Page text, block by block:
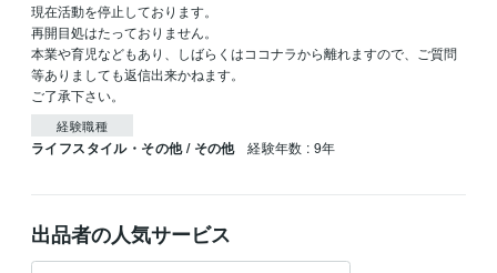
現在活動を停止しております。
再開目処はたっておりません。
本業や育児などもあり、しばらくはココナラから離れますので、ご質問
等ありましても返信出来かねます。
ご了承下さい。
経験職種
ライフスタイル・その他 / その他 経験年数 : 9年
出品者の人気サービス